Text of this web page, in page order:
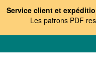
Service client et
Les patrons PDF